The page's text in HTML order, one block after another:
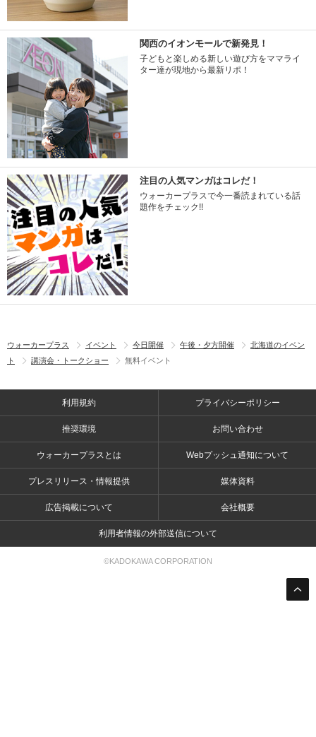
関西のイオンモールで新発見！
子どもと楽しめる新しい遊び方をママライ
ター達が現地から最新リポ！
注目の人気マンガはコレだ！
ウォーカープラスで今一番読まれている話
題作をチェック!!
ウォーカープラス イベント 今日開催 午後・夕方開催
北海道のイベン
ト
講演会・トークショー 無料イベント
利用規約 プライバシーポリシー
推奨環境 お問い合わせ
ウォーカープラスとは Webプッシュ通知について
プレスリリース・情報提供 媒体資料
広告掲載について 会社概要
利用者情報の外部送信について
©KADOKAWA CORPORATION